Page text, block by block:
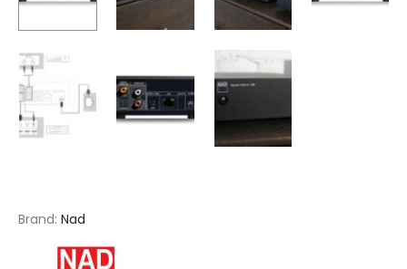
Brand: Nad